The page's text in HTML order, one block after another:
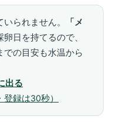
られません。
「メ
日を持てるので、
の目安も水温から
出る
録は30秒）